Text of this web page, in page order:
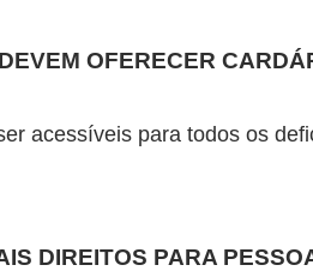
OFERECER
acessíveis para todos os
DIREITOS PARA